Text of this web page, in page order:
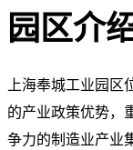
园区介
上海奉城工业园
的产业政策优势，
争力的制造业产业